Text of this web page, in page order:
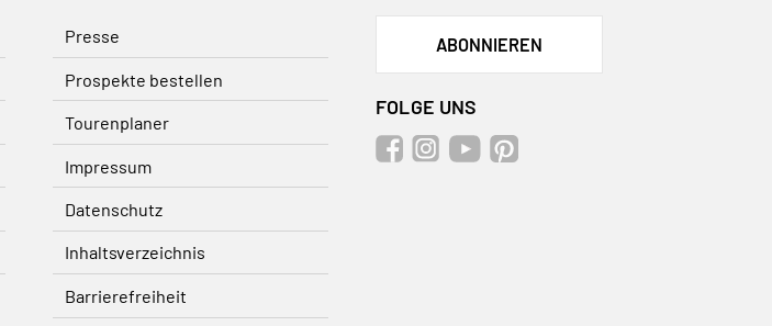
Presse
Prospekte bestellen
Tourenplaner
Impressum
Datenschutz
Inhaltsverzeichnis
Barrierefreiheit
ABONNIEREN
FOLGE UNS